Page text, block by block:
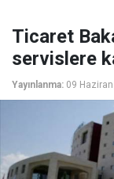
Ticaret
servislere
Yayınlanma: 09